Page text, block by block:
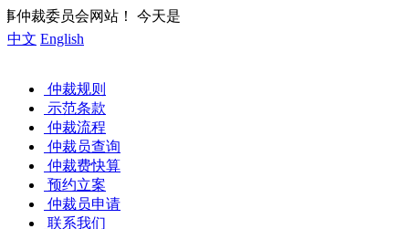
！ 今天是
中文 English
仲裁规则
示范条款
仲裁流程
仲裁员查询
仲裁费快算
预约立案
仲裁员申请
联系我们